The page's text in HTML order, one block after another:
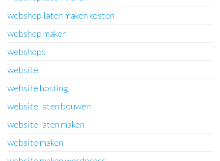
webshop laten maken kosten
webshop maken
webshops
website
website hosting
website laten bouwen
website laten maken
website maken